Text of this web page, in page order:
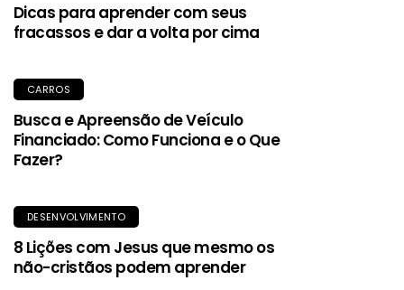
Dicas para aprender com seus
fracassos e dar a volta por cima
CARROS
Busca e Apreensão de Veículo
Financiado: Como Funciona e o Que
Fazer?
DESENVOLVIMENTO
8 Lições com Jesus que mesmo os
não-cristãos podem aprender